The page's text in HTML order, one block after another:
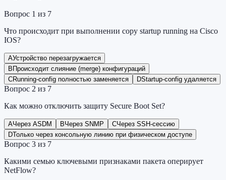
Вопрос 1 из 7
Что происходит при выполнении copy startup running на Cisco
IOS?
AУстройство перезагружается
B Происходит слияние (merge) конфигураций
CRunning-config полностью заменяется DStartup-config удаляется
Вопрос 2 из 7
Как можно отключить защиту Secure Boot Set?
AЧерез ASDM BЧерез SNMP CЧерез SSH-сессию
DТолько через консольную линию при физическом доступе
Вопрос 3 из 7
Какими семью ключевыми признаками пакета оперирует
NetFlow?